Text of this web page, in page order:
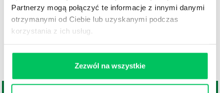
Partnerzy mogą połączyć te informacje z innymi danymi
otrzymanymi od Ciebie lub uzyskanymi podczas
korzystania z ich usług.
Zezwól na wszystkie
25.10.2018
Odpowiedzialność w firmie za zorganizowanie całego
procesu transportowego pod względem logistycznym
zaktualizowanych przepisów również w zakresie, który
obejmuje prawo celne.